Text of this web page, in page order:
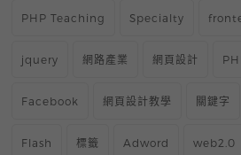
PHP Teaching Specialty
jquery 網路產業 網頁設計
Facebook 網頁設計教學 關鍵字
Flash 標籤 Adword web2.0